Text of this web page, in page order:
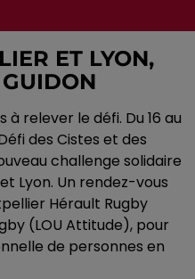
ET LYON,
relever le défi. Du 16 au
des Cistes et des
challenge solidaire
Lyon. Un rendez-vous
Hérault Rugby
(LOU Attitude), pour
de personnes en